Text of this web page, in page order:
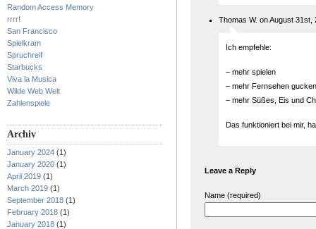
Random Access Memory
rrrr!
San Francisco
Spielkram
Spruchreif
Starbucks
Viva la Musica
Wilde Web Welt
Zahlenspiele
Archiv
January 2024 (1)
January 2020 (1)
April 2019 (1)
March 2019 (1)
September 2018 (1)
February 2018 (1)
January 2018 (1)
Thomas W. on August 31st,
Ich empfehle:
– mehr spielen
– mehr Fernsehen gucken
– mehr Süßes, Eis und
Das funktioniert bei mir,
Leave a Reply
Name (required)